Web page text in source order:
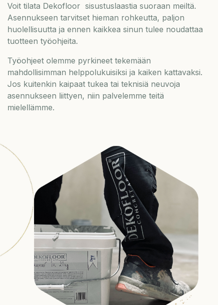
Voit tilata Dekofloor sisustuslaastia suoraan meiltä.
Asennukseen tarvitset hieman rohkeutta, paljon
huolellisuutta ja ennen kaikkea sinun tulee noudattaa
tuotteen työohjeita.
Työohjeet olemme pyrkineet tekemään
mahdollisimman helppolukuisiksi ja kaiken kattavaksi.
Jos kuitenkin kaipaat tukea tai teknisiä neuvoja
asennukseen liittyen, niin palvelemme teitä
mielellämme.